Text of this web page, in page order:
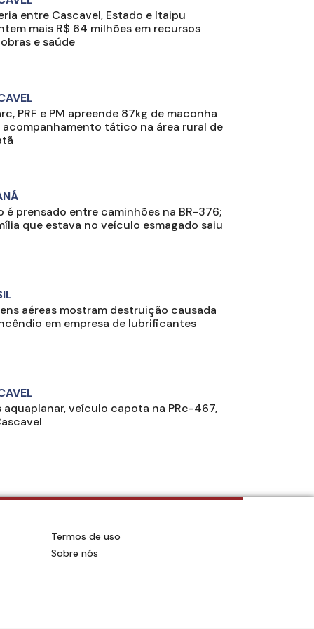
entre Cascavel, Estado e Itaipu
mais R$ 64 milhões em recursos
e saúde
PRF e PM apreende 87kg de maconha
acompanhamento tático na área rural de
é prensado entre caminhões na BR-376;
que estava no veículo esmagado saiu
aéreas mostram destruição causada
em empresa de lubrificantes
aquaplanar, veículo capota na PRc-467,
Termos de uso
Sobre nós